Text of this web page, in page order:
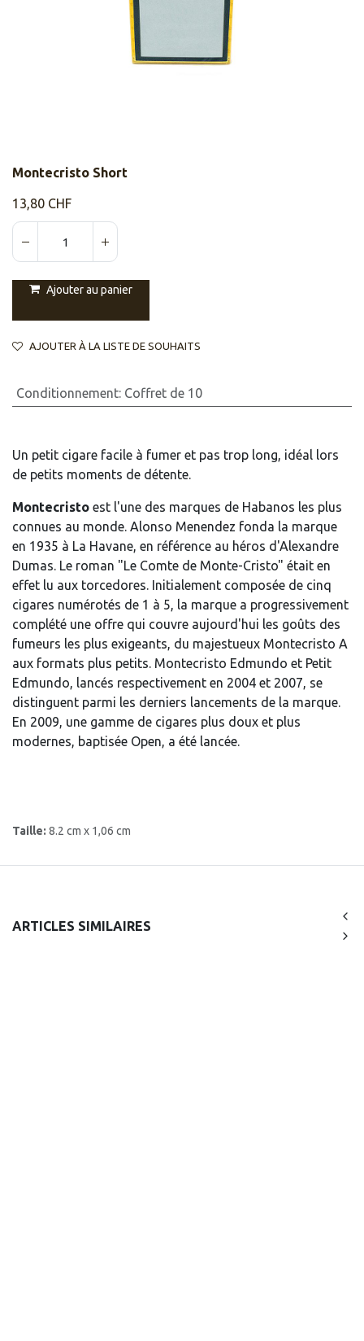
Montecristo Short
13,80 CHF
Ajouter au panier
AJOUTER À LA LISTE DE SOUHAITS
Conditionnement: Coffret de 10
Un petit cigare facile à fumer et pas trop long, idéal lors
de petits moments de détente.
Montecristo est l'une des marques de Habanos les plus
connues au monde. Alonso Menendez fonda la marque
en 1935 à La Havane, en référence au héros d'Alexandre
Dumas. Le roman "Le Comte de Monte-Cristo" était en
effet lu aux torcedores. Initialement composée de cinq
cigares numérotés de 1 à 5, la marque a progressivement
complété une offre qui couvre aujourd'hui les goûts des
fumeurs les plus exigeants, du majestueux Montecristo A
aux formats plus petits. Montecristo Edmundo et Petit
Edmundo, lancés respectivement en 2004 et 2007, se
distinguent parmi les derniers lancements de la marque.
En 2009, une gamme de cigares plus doux et plus
modernes, baptisée Open, a été lancée.
Taille: 8.2 cm x 1,06 cm
ARTICLES SIMILAIRES